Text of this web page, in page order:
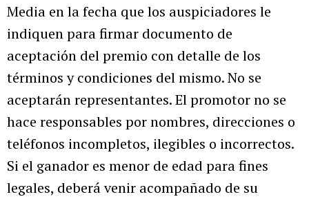
Media en la fecha que los auspiciadores le
indiquen para firmar documento de
aceptación del premio con detalle de los
términos y condiciones del mismo. No se
aceptarán representantes. El promotor no se
hace responsables por nombres, direcciones o
teléfonos incompletos, ilegibles o incorrectos.
Si el ganador es menor de edad para fines
legales, deberá venir acompañado de su